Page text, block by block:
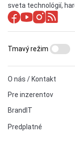
sveta technológií,
O nás / Kontakt
Pre inzerentov
BrandIT
Predplatné
Tmavý režim